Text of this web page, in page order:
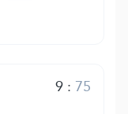
9: 75